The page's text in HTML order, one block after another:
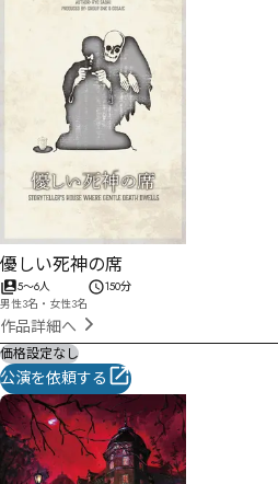
優しい死神の席
5〜6人
男性3名・女性3名
150分
作品詳細へ
価格設定なし
公演を依頼する